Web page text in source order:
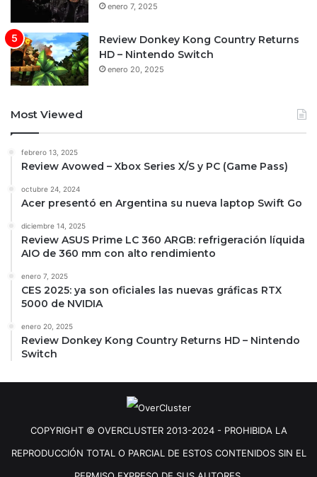
enero 7, 2025
Review Donkey Kong Country Returns
HD – Nintendo Switch
enero 20, 2025
Most Viewed
febrero 13, 2025
Review Avowed – Xbox Series X/S y PC (Game Pass)
octubre 24, 2024
Acer presentó en Argentina su nueva laptop Swift Go
diciembre 14, 2025
Review ASUS Prime LC 360 ARGB: refrigeración líquida
AIO de 360 mm con alto rendimiento
enero 7, 2025
CES 2025: ya son oficiales las nuevas gráficas RTX
5000 de NVIDIA
enero 20, 2025
Review Donkey Kong Country Returns HD – Nintendo
Switch
COPYRIGHT © OVERCLUSTER 2013-2024 - PROHIBIDA LA
REPRODUCCIÓN TOTAL O PARCIAL DE ESTOS CONTENIDOS SIN EL